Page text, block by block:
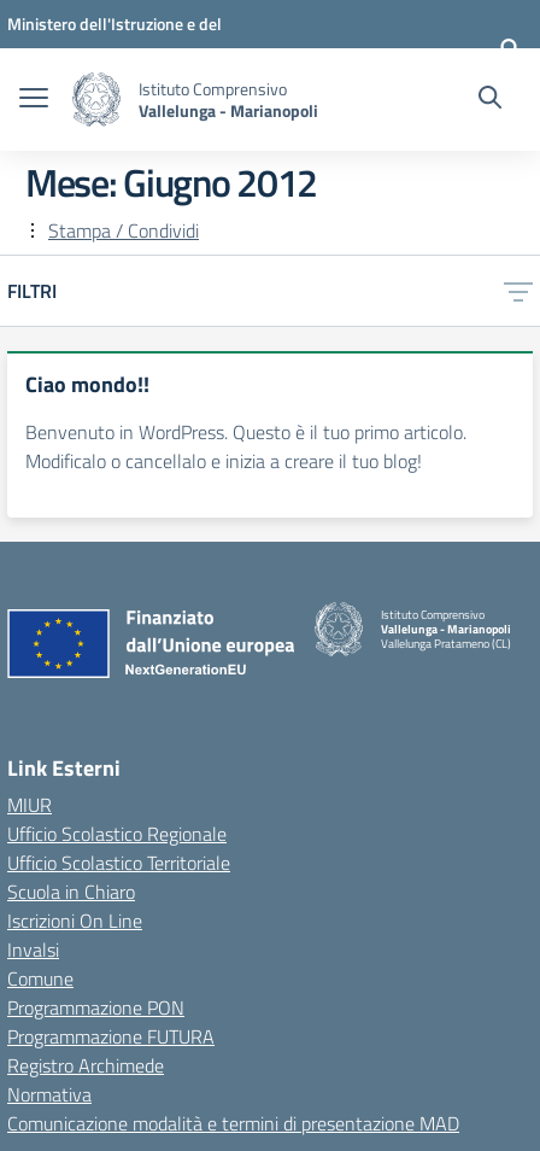
Vai ai contenuti
Vai al menu di navigazione
Vai al footer
Ministero dell'Istruzione e del
Istituto Comprensivo
Vallelunga - Marianopoli
Mese:Giugno 2012
Stampa / Condividi
FILTRI
Ciao mondo!!
Benvenuto in WordPress. Questo è il tuo primo articolo.
Modificalo o cancellalo e inizia a creare il tuo blog!
Istituto Comprensivo
Vallelunga - Marianopoli
Vallelunga Pratameno (CL)
Link Esterni
MIUR
Ufficio Scolastico Regionale
Ufficio Scolastico Territoriale
Scuola in Chiaro
Iscrizioni On Line
Invalsi
Comune
Programmazione PON
Programmazione FUTURA
Registro Archimede
Normativa
Comunicazione modalità e termini di presentazione MAD